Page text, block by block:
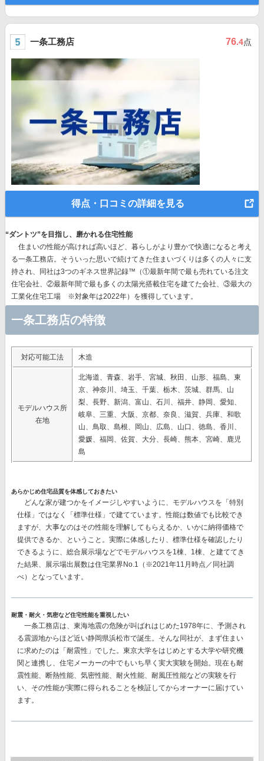
一条工務店 76.4点
得点・口コミの詳細を見る
“ダントツ”を目指し、磨かれる住宅性能
住まいの性能が高ければ高いほど、暮らしがより豊かで快適になると考え
る一条工務店。そういった思いで続けてきた住まいづくりは多くの人々に支
持され、同社は3つのギネス世界記録™（①最新年間で最も売れている注文
住宅会社、②最新年間で最も多くの太陽光搭載住宅を建てた会社、③最大の
工業化住宅工場 ※対象年は2022年）を獲得しています。
一条工務店の特徴
対応可能工法 木造
モデルハウス所
在地
北海道、青森、岩手、宮城、秋田、山形、福島、東
京、神奈川、埼玉、千葉、栃木、茨城、群馬、山
梨、長野、新潟、富山、石川、福井、静岡、愛知、
岐阜、三重、大阪、京都、奈良、滋賀、兵庫、和歌
山、鳥取、島根、岡山、広島、山口、徳島、香川、
愛媛、福岡、佐賀、大分、長崎、熊本、宮崎、鹿児
島
あらかじめ住宅品質を体感しておきたい
どんな家が建つかをイメージしやすいように、モデルハウスを「特別
仕様」ではなく「標準仕様」で建てています。性能は数値でも比較でき
ますが、大事なのはその性能を理解してもらえるか、いかに納得価格で
提供できるか、ということ。実際に体感したり、標準仕様を確認したり
できるように、総合展示場などでモデルハウスを1棟、1棟、と建ててき
た結果、 展示場出展数は住宅業界No.1 （※2021年11月時点／同社調
べ）となっています。
耐震・耐火・気密など住宅性能を重視したい
一条工務店は、東海地震の危険が叫ばれはじめた1978年に、予測され
る震源地からほど近い静岡県浜松市で誕生。そんな同社が、まず住まい
に求めたのは「耐震性」でした。東京大学をはじめとする大学や研究機
関と連携し、住宅メーカーの中でもいち早く実大実験を開始。現在も耐
震性能、断熱性能、気密性能、耐火性能、耐風圧性能などの実験を行
い、その性能が実際に得られることを検証してからオーナーに届けてい
ます。